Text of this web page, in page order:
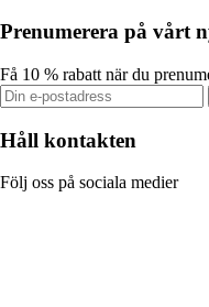
Prenumerera på vårt
Få 10 % rabatt när du
Håll kontakten
Följ oss på sociala medier